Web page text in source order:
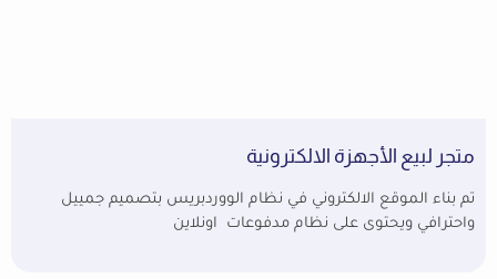
متجر لبيع الأجهزة الالكترونية
تم بناء الموقع الالكتروني في نظام الووردبريس بتصميم جمييل
واحترافي ويحتوى على نظام مدفوعات اونلاين